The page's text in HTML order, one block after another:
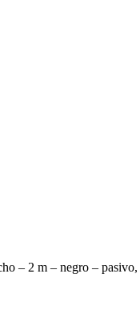
– 2 m – negro –